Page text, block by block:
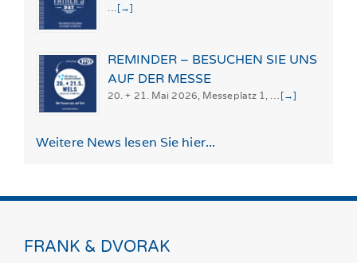
[→]
REMINDER – BESUCHEN SIE UNS
AUF DER MESSE
20. + 21. Mai 2026, Messeplatz 1, … [→]
Weitere News lesen Sie hier...
FRANK & DVORAK